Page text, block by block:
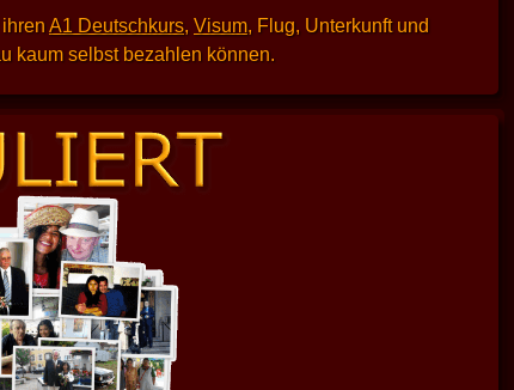
A1 Deutschkurs, Visum, Flug, Unterkunft und
kaum selbst bezahlen können.